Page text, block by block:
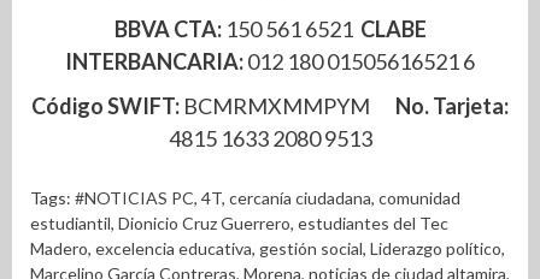
BBVA CTA: 150 561 6521 CLABE
INTERBANCARIA:012 180 01505616521 6
Código SWIFT: BCMRMXMMPYM No. Tarjeta:
4815 1633 2080 9513
Tags: #NOTICIAS PC, 4T, cercanía ciudadana, comunidad
estudiantil, Dionicio Cruz Guerrero, estudiantes del Tec
Madero, excelencia educativa, gestión social, Liderazgo político,
Marcelino García Contreras, Morena, noticias de ciudad altamira,